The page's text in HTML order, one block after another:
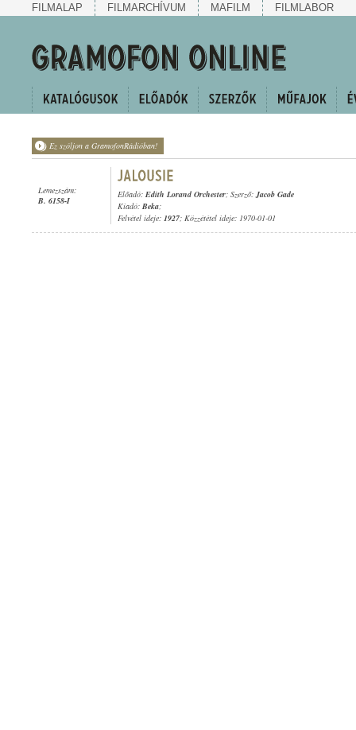
FILMALAP FILMARCHÍVUM MAFILM FILMLABOR
Ez szóljon a GramofonRádióban!
Lemezszám:
B. 6158-I
Előadó: Edith Lorand Orchester; Szerző:Jacob Gade
Kiadó: Beka;
Felvétel ideje: 1927; Közzététel ideje: 1970-01-01